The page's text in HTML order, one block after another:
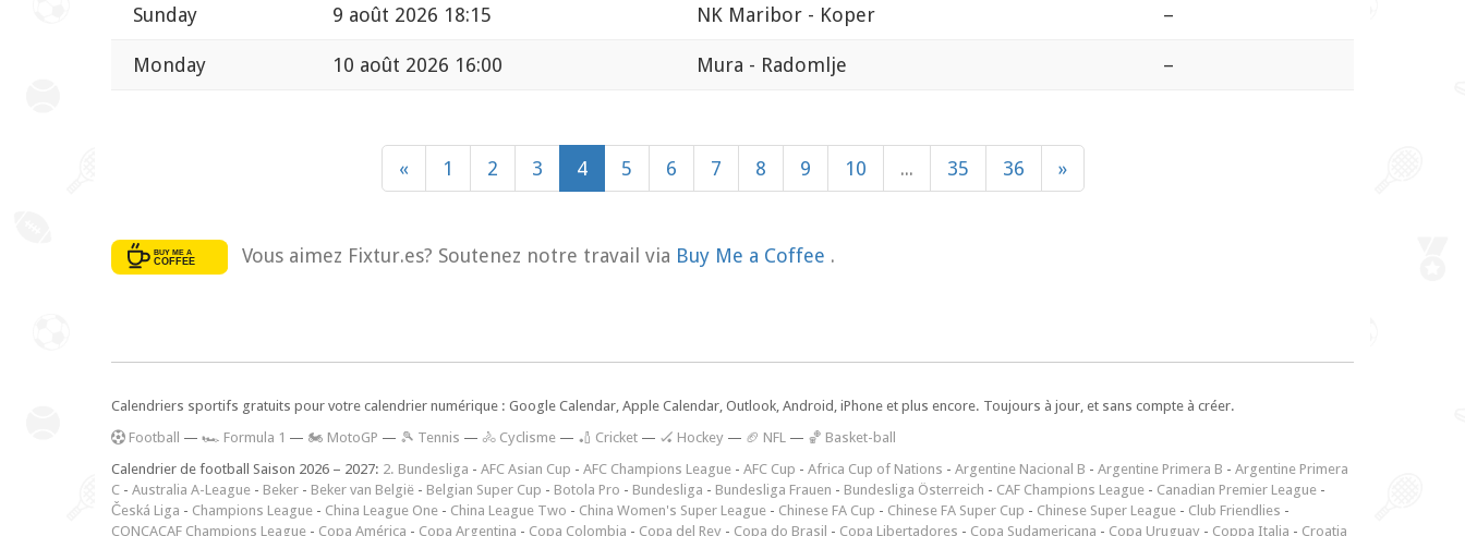
Sunday 9 août 2026 18:15 NK Maribor - Koper –
Monday 10 août 2026 16:00 Mura - Radomlje –
« 1 2 3 4 5 6 7 8 9 10 ... 35 36 »
Vous aimez Fixtur.es? Soutenez notre travail via Buy Me a Coffee .
Calendriers sportifs gratuits pour votre calendrier numérique : Google Calendar, Apple Calendar, Outlook, Android, iPhone et plus encore. Toujours à jour, et sans compte à créer.
Football — 🏎️ Formula 1 — 🏍 MotoGP — 🎾 Tennis — 🚴 Cyclisme — 🏏 Cricket — 🏑 Hockey — 🏈 NFL — 🏀 Basket-ball
Calendrier de football Saison 2026 – 2027: 2. Bundesliga - AFC Asian Cup - AFC Champions League - AFC Cup - Africa Cup of Nations - Argentine Nacional B - Argentine Primera B - Argentine Primera
C - Australia A-League - Beker - Beker van België - Belgian Super Cup - Botola Pro - Bundesliga - Bundesliga Frauen - Bundesliga Österreich - CAF Champions League - Canadian Premier League -
Česká Liga - Champions League - China League One - China League Two - China Women's Super League - Chinese FA Cup - Chinese FA Super Cup - Chinese Super League - Club Friendlies -
CONCACAF Champions League - Copa América - Copa Argentina - Copa Colombia - Copa del Rey - Copa do Brasil - Copa Libertadores - Copa Sudamericana - Copa Uruguay - Coppa Italia - Croatia